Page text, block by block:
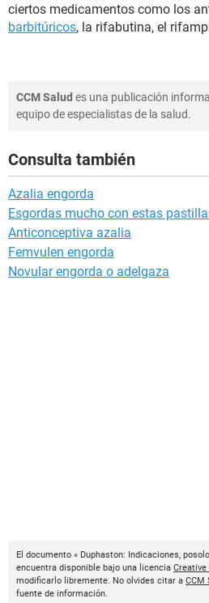
ciertos medicamentos como los
barbitúricos, la rifabutina, el
CCM Salud es una publicación
equipo de especialistas de la salud.
Consulta también
Azalia engorda
Esgordas mucho con estas
Anticonceptiva azalia
Femvulen engorda
Novular engorda o adelgaza
El documento « Duphaston: Indicaciones,
encuentra disponible bajo una licencia Creative
modificarlo libremente. No olvides citar a CCM
fuente de información.